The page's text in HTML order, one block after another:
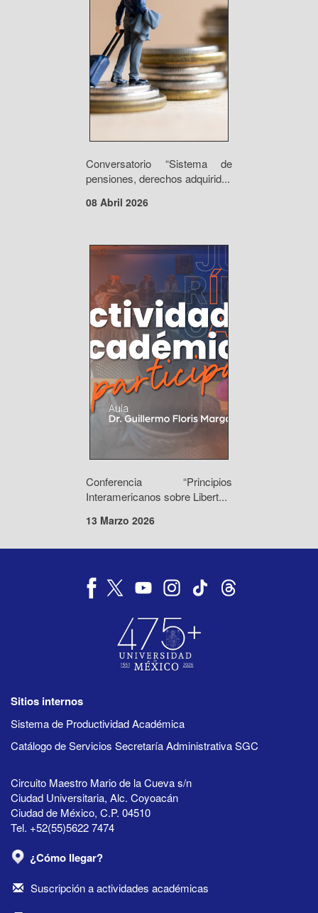
Conversatorio “Sistema de
pensiones, derechos adquirid...
08 Abril 2026
Conferencia “Principios
Interamericanos sobre Libert...
13 Marzo 2026
Sitios internos
Sistema de Productividad Académica
Catálogo de Servicios Secretaría Administrativa SGC
Circuito Maestro Mario de la Cueva s/n
Ciudad Universitaria, Alc. Coyoacán
Ciudad de México, C.P. 04510
Tel. +52(55)5622 7474
¿Cómo llegar?
Suscripción a actividades académicas